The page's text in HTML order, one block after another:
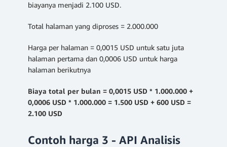
biayanya menjadi 2.100 USD.
Total halaman yang diproses = 2.000.000
Harga per halaman = 0,0015 USD untuk satu juta
halaman pertama dan 0,0006 USD untuk harga
halaman berikutnya
Biaya total per bulan = 0,0015 USD * 1.000.000 +
0,0006 USD * 1.000.000 = 1.500 USD + 600 USD =
2.100 USD
Contoh harga 3 - API Analisis